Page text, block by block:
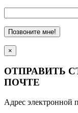
Позвоните мне!
×
ОТПРАВИТЬ
ПОЧТЕ
Адрес электронной